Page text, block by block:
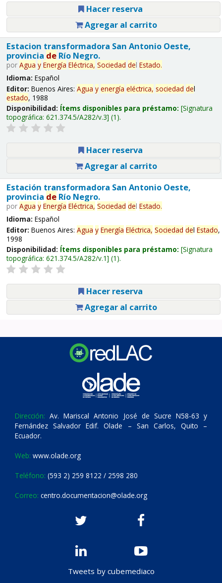
Hacer reserva
Agregar al carrito
Estacion transformadora San Antonio Oeste,
provincia deRío Negro.
por Agua y Energía Eléctrica, Sociedad del Estado.
Idioma: Español
Editor: Buenos Aires: Agua y energía eléctrica, sociedad del
estado, 1988
Disponibilidad: Ítems disponibles para préstamo: Signatura
topográfica: 621.374.5/A282/v.3 (1).
Hacer reserva
Agregar al carrito
Estación transformadora San Antonio Oeste,
provincia deRío Negro.
por Agua y Energía Eléctrica, Sociedad del Estado.
Idioma: Español
Editor: Buenos Aires: Agua y Energía Eléctrica, Sociedad del Estado,
1998
Disponibilidad: Ítems disponibles para préstamo: Signatura
topográfica: 621.374.5/A282/v.1 (1).
Hacer reserva
Agregar al carrito
Dirección: Av. Mariscal Antonio José de Sucre N58-63 y
Fernández Salvador Edif. Olade – San Carlos, Quito –
Ecuador.
Web: www.olade.org
Teléfono: (593 2) 259 8122 / 2598 280
Correo: centro.documentacion@olade.org
Tweets by cubemediaco